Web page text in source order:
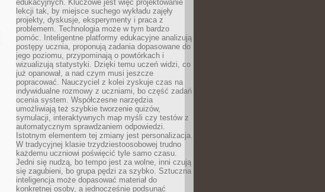
edukacyjnych. Kluczowe jest więc projektowanie
lekcji tak, by miejsce suchego wykładu zajęły
projekty, dyskusje, eksperymenty i praca z
problemem. Technologia może w tym bardzo
pomóc. Inteligentne platformy edukacyjne analizują
postępy ucznia, proponują zadania dopasowane do
jego poziomu, przypominają o powtórkach i
wizualizują statystyki. Dzięki temu uczeń widzi, co
już opanował, a nad czym musi jeszcze
popracować. Nauczyciel z kolei zyskuje czas na
indywidualne rozmowy z uczniami, bo część zadań
ocenia system. Współczesne narzędzia
umożliwiają też szybkie tworzenie quizów,
symulacji, interaktywnych map myśli czy testów z
automatycznym sprawdzaniem odpowiedzi.
Istotnym elementem tej zmiany jest personalizacja.
W tradycyjnej klasie trzydziestoosobowej trudno
każdemu uczniowi poświęcić tyle samo czasu.
Jedni się nudzą, bo tempo jest za wolne, inni czują
się zagubieni, bo grupa pędzi za szybko. Sztuczna
inteligencja może dopasować materiał do
konkretnej osoby, a jednocześnie podsunąć